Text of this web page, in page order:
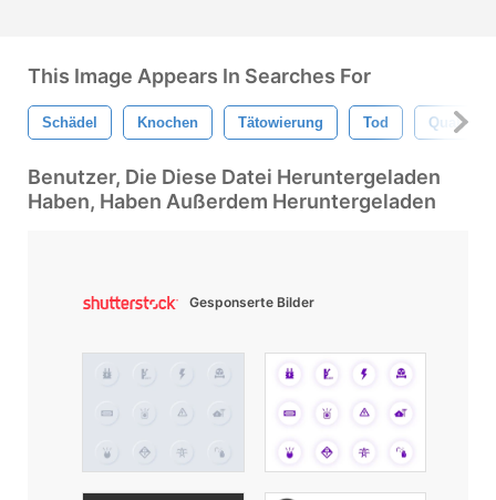
This Image Appears In Searches For
Schädel Knochen Tätowierung Tod Qualität
Benutzer, Die Diese Datei Heruntergeladen
Haben, Haben Außerdem Heruntergeladen
Gesponserte Bilder